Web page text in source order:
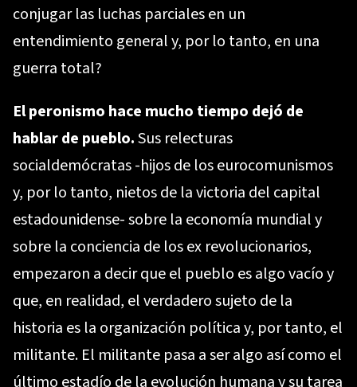
conjugar las luchas parciales en un
entendimiento general y, por lo tanto, en una
guerra total?
El peronismo hace mucho tiempo dejó de
hablar de pueblo.Sus relecturas
socialdemócratas -hijos de los eurocomunismos
y, por lo tanto, nietos de la victoria del capital
estadounidense- sobre la economía mundial y
sobre la conciencia de los ex revolucionarios,
empezaron a decir que el pueblo es algo vacío y
que, en realidad, el verdadero sujeto de la
historia es la organización política y, por tanto, el
militante. El militante pasa a ser algo así como el
último estadío de la evolución humana y su tarea